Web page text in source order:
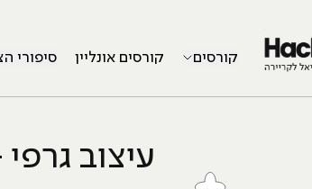
קורסים קורסים אונליין סיפורי
עיצוב